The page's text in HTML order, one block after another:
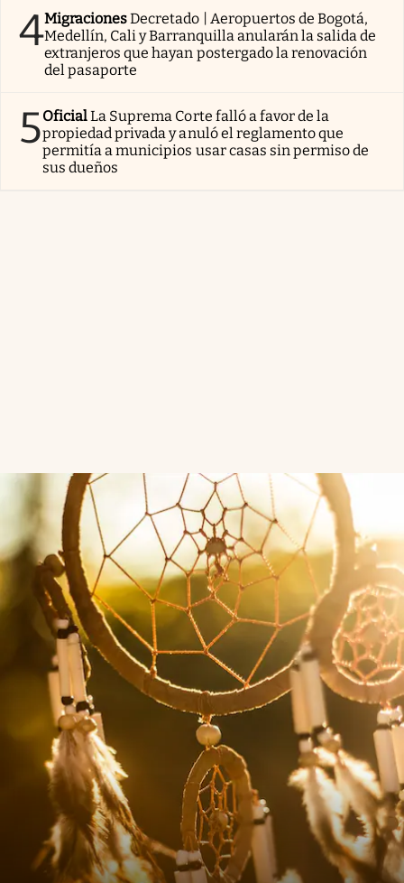
4MigracionesDecretado | Aeropuertos de Bogotá,
Medellín, Cali y Barranquilla anularán la salida de
extranjeros que hayan postergado la renovación
del pasaporte
5OficialLa Suprema Corte falló a favor de la
propiedad privada y anuló el reglamento que
permitía a municipios usar casas sin permiso de
sus dueños